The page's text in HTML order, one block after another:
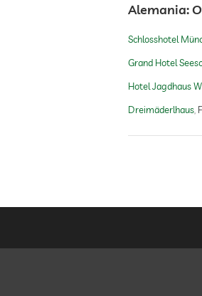
Alemania:
Schlosshotel
Grand Hotel
Hotel Jagdhaus
Dreimäderlhaus